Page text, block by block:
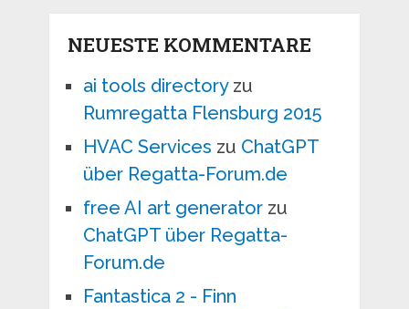
NEUESTE KOMMENTARE
ai tools directoryzu
Rumregatta Flensburg 2015
HVAC Services zu ChatGPT
über Regatta-Forum.de
free AI art generatorzu
ChatGPT über Regatta-
Forum.de
Fantastica 2 - Finn